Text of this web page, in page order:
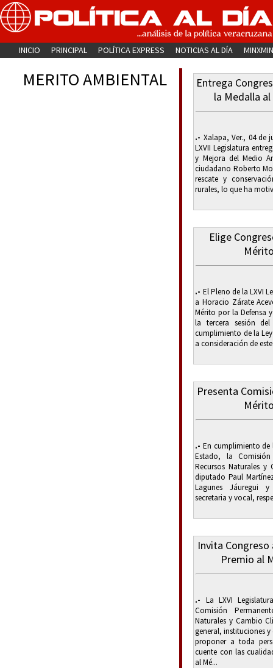
INICIO PRINCIPAL POLÍTICA EXPRESS NOTICIAS AL DÍA
MERITO AMBIENTAL
Entrega
la Medalla
.- Xalapa, Ver., 04 de
LXVII Legislatura
y Mejora del Medio
ciudadano Roberto
rescate y
rurales, lo que ha
Elige
.- El Pleno de la LXVI
a Horacio Zárate
Mérito por la Defensa
la tercera sesión
cumplimiento de la
a consideración de
Presenta
.- En cumplimiento de
Estado, la
Recursos Naturales
diputado Paul
Lagunes Jáuregui
secretaria y vocal,
Invita
Premio al
.- La LXVI
Comisión
Naturales y Cambio
general, instituciones
proponer a toda
cuente con las
al Mé...